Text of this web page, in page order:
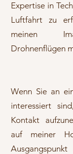
Expertise in
Luftfahrt zu
meinen
Drohnenflügen
Wenn Sie an
interessiert
Kontakt
auf meiner